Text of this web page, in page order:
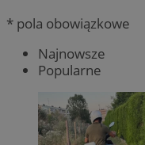
* pola obowiązkowe
Najnowsze
Popularne